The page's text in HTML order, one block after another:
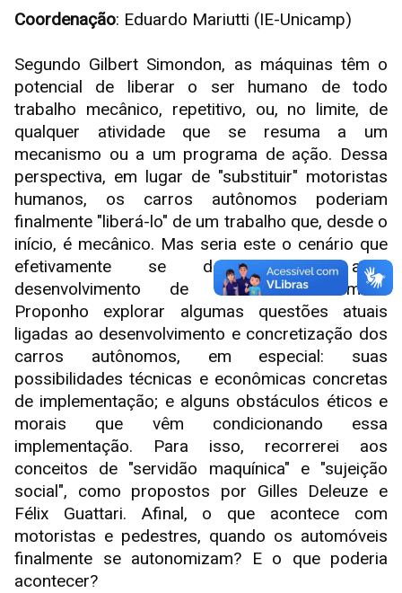
Coordenação: Eduardo Mariutti (IE-Unicamp)
Segundo Gilbert Simondon, as máquinas têm o
potencial de liberar o ser humano de todo
trabalho mecânico, repetitivo, ou, no limite, de
qualquer atividade que se resuma a um
mecanismo ou a um programa de ação. Dessa
perspectiva, em lugar de "substituir" motoristas
humanos, os carros autônomos poderiam
finalmente "liberá-lo" de um trabalho que, desde o
início, é mecânico. Mas seria este o cenário que
efetivamente se desvela no atual
desenvolvimento de carros autônomos?
Proponho explorar algumas questões atuais
ligadas ao desenvolvimento e concretização dos
carros autônomos, em especial: suas
possibilidades técnicas e econômicas concretas
de implementação; e alguns obstáculos éticos e
morais que vêm condicionando essa
implementação. Para isso, recorrerei aos
conceitos de "servidão maquínica" e "sujeição
social", como propostos por Gilles Deleuze e
Félix Guattari. Afinal, o que acontece com
motoristas e pedestres, quando os automóveis
finalmente se autonomizam? E o que poderia
acontecer?